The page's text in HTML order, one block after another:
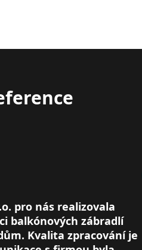
pro nás realizovala
balkónových zábradlí
Kvalita zpracování je